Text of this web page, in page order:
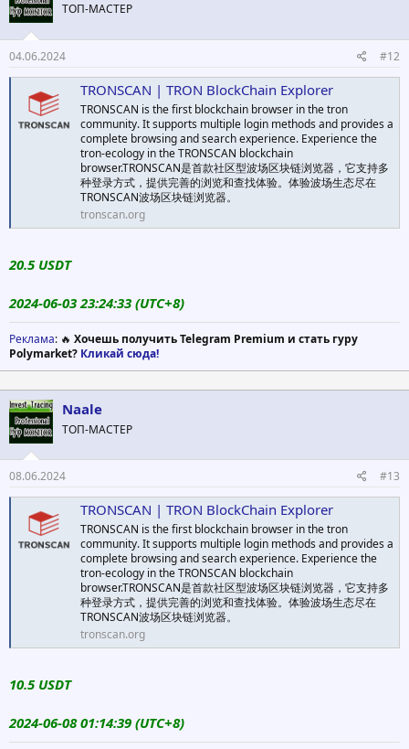
ТОП-МАСТЕР
04.06.2024 #12
TRONSCAN | TRON BlockChain Explorer
TRONSCAN is the first blockchain browser in the tron
community. It supports multiple login methods and provides a
complete browsing and search experience. Experience the
tron-ecology in the TRONSCAN blockchain
browser.TRONSCAN是首款社区型波场区块链浏览器，它支持多
种登录方式，提供完善的浏览和查找体验。体验波场生态尽在
TRONSCAN波场区块链浏览器。
tronscan.org
20.5 USDT
2024-06-03 23:24:33 (UTC+8)
Реклама: 🔥 Хочешь получить Telegram Premium и стать гуру
Polymarket? Кликай сюда!
Naale
ТОП-МАСТЕР
08.06.2024 #13
TRONSCAN | TRON BlockChain Explorer
TRONSCAN is the first blockchain browser in the tron
community. It supports multiple login methods and provides a
complete browsing and search experience. Experience the
tron-ecology in the TRONSCAN blockchain
browser.TRONSCAN是首款社区型波场区块链浏览器，它支持多
种登录方式，提供完善的浏览和查找体验。体验波场生态尽在
TRONSCAN波场区块链浏览器。
tronscan.org
10.5 USDT
2024-06-08 01:14:39 (UTC+8)